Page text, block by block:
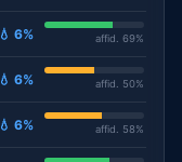
💧 6% affid. 69%
💧 6% affid. 50%
💧 6% affid. 58%